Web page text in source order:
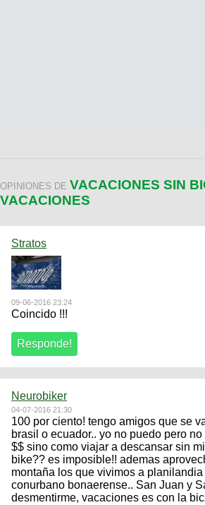
OPINIONES DE VACACIONES SIN
VACACIONES
Stratos
09-06-2016 23:24
Coincido !!!
Neurobiker
04-07-2016 21:30
100 por ciento! tengo amigos que se
brasil o ecuador.. yo no puedo pero no
$$ sino como viajar a descansar sin
bike?? es imposible!! ademas
montaña los que vivimos a planilandia
conurbano bonaerense.. San Juan y
desmentirme, vacaciones es con la